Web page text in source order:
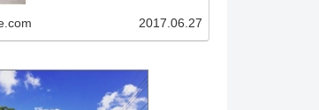
たようです。 そこで今後の方のた
めに我家の門柱について詳細を記
載しておこうかと思います。 作り
2017.06.27